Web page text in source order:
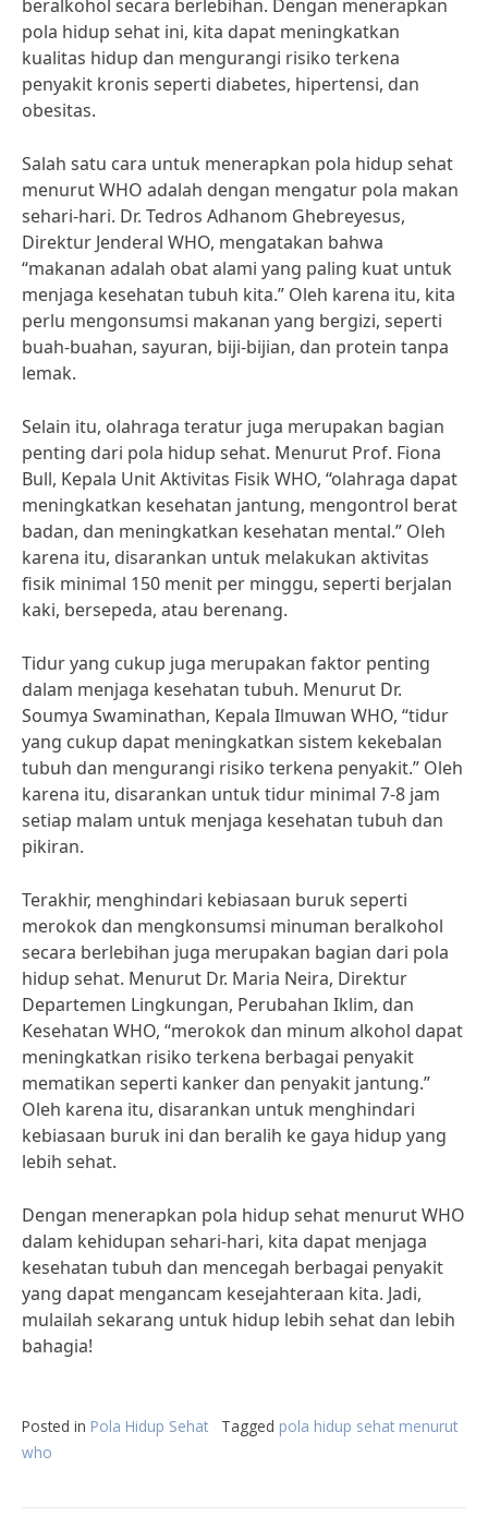
beralkohol secara berlebihan. Dengan menerapkan
pola hidup sehat ini, kita dapat meningkatkan
kualitas hidup dan mengurangi risiko terkena
penyakit kronis seperti diabetes, hipertensi, dan
obesitas.
Salah satu cara untuk menerapkan pola hidup sehat
menurut WHO adalah dengan mengatur pola makan
sehari-hari. Dr. Tedros Adhanom Ghebreyesus,
Direktur Jenderal WHO, mengatakan bahwa
“makanan adalah obat alami yang paling kuat untuk
menjaga kesehatan tubuh kita.” Oleh karena itu, kita
perlu mengonsumsi makanan yang bergizi, seperti
buah-buahan, sayuran, biji-bijian, dan protein tanpa
lemak.
Selain itu, olahraga teratur juga merupakan bagian
penting dari pola hidup sehat. Menurut Prof. Fiona
Bull, Kepala Unit Aktivitas Fisik WHO, “olahraga dapat
meningkatkan kesehatan jantung, mengontrol berat
badan, dan meningkatkan kesehatan mental.” Oleh
karena itu, disarankan untuk melakukan aktivitas
fisik minimal 150 menit per minggu, seperti berjalan
kaki, bersepeda, atau berenang.
Tidur yang cukup juga merupakan faktor penting
dalam menjaga kesehatan tubuh. Menurut Dr.
Soumya Swaminathan, Kepala Ilmuwan WHO, “tidur
yang cukup dapat meningkatkan sistem kekebalan
tubuh dan mengurangi risiko terkena penyakit.” Oleh
karena itu, disarankan untuk tidur minimal 7-8 jam
setiap malam untuk menjaga kesehatan tubuh dan
pikiran.
Terakhir, menghindari kebiasaan buruk seperti
merokok dan mengkonsumsi minuman beralkohol
secara berlebihan juga merupakan bagian dari pola
hidup sehat. Menurut Dr. Maria Neira, Direktur
Departemen Lingkungan, Perubahan Iklim, dan
Kesehatan WHO, “merokok dan minum alkohol dapat
meningkatkan risiko terkena berbagai penyakit
mematikan seperti kanker dan penyakit jantung.”
Oleh karena itu, disarankan untuk menghindari
kebiasaan buruk ini dan beralih ke gaya hidup yang
lebih sehat.
Dengan menerapkan pola hidup sehat menurut WHO
dalam kehidupan sehari-hari, kita dapat menjaga
kesehatan tubuh dan mencegah berbagai penyakit
yang dapat mengancam kesejahteraan kita. Jadi,
mulailah sekarang untuk hidup lebih sehat dan lebih
bahagia!
Posted in Pola Hidup Sehat Tagged pola hidup sehat menurut
who